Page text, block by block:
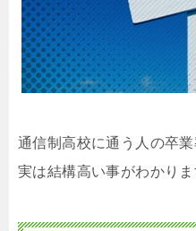
通信制高校に通う人の卒
実は結構高い事がわかりま